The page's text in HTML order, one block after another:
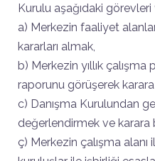
Kurulu aşağıdaki görevleri
a) Merkezin faaliyet
kararları almak,
b) Merkezin yıllık çalışma
raporunu görüşerek
c) Danışma Kurulundan
değerlendirmek ve karara
ç) Merkezin çalışma alanı